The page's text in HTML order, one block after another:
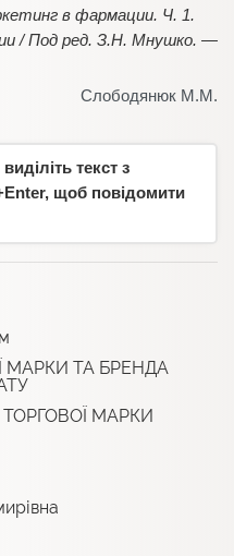
в фармации. Ч. 1.
/ Под ред. З.Н. Мнушко. —
Слободянюк М.М.
текст з
щоб повідомити
МАРКИ ТА БРЕНДА
МАРКИ